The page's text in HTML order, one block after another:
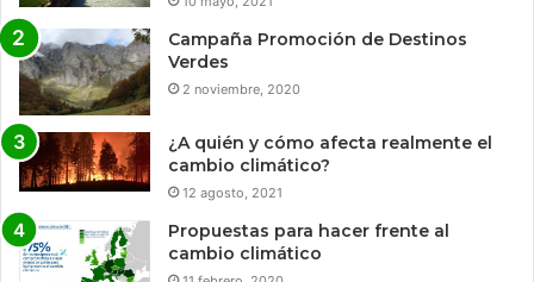
Campaña Promoción de Destinos
Verdes
2 noviembre, 2020
¿A quién y cómo afecta realmente el
cambio climático?
12 agosto, 2021
Propuestas para hacer frente al
cambio climático